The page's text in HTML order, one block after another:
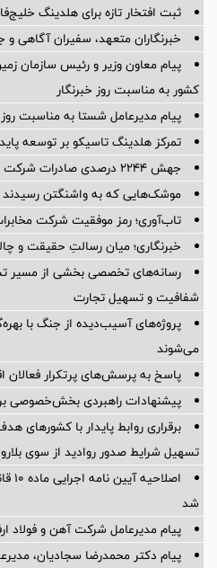
ثبت افتخار تازه برای هلدینگ
خبرنگاران متعهد، سفیران آگاهی
پیام معاون وزیر و رئیس سازمان
کشور به مناسبت روز خبرنگار
پیام مدیرعامل شستا به مناسبت روز
تمرکز هلدینگ تاسیکو بر توسعه
جهش ۲۲۴۴ درصدی صادرات شرکت کربن ایران
موشک‌هایی که به واشنگتن رسیدند
تاب‌آوری؛ رمز موفقیت شرکت
خبرنگاری؛ میان رسالتِ حقیقت و
رسانه‌های تخصصی بخشی از مسیر
شفافیت و تسهیل تجارت
پروژه‌های آسیب‌دیده از جنگ با
می‌شوند
پاسخ به پرسش‌های پرتکرار
پیشنهادات راهبردی بخش‌خصوصی
برقراری روابط پایدار با کشورهای
تسهیل شرایط صدور روادید از سوی
شد
پیام مدیرعامل شرکت آهن و فولاد
پیام دکتر محمدرضا سجادیان،